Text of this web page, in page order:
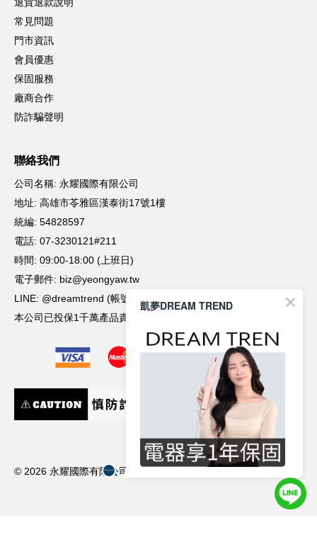
凱夢DREAM TREND